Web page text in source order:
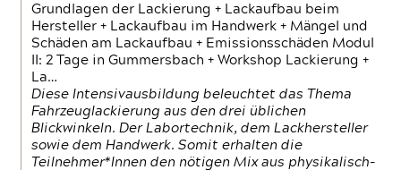
Grundlagen der Lackierung + Lackaufbau beim
Hersteller + Lackaufbau im Handwerk + Mängel und
Schäden am Lackaufbau + Emissionsschäden Modul
II: 2 Tage in Gummersbach + Workshop Lackierung +
La…
Diese Intensivausbildung beleuchtet das Thema
Fahrzeuglackierung aus den drei üblichen
Blickwinkeln. Der Labortechnik, dem Lackhersteller
sowie dem Handwerk. Somit erhalten die
Teilnehmer*Innen den nötigen Mix aus physikalisch-